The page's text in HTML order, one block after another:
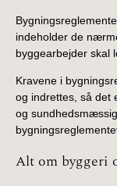
indeholder de
byggearbejder skal
Kravene i
og indrettes, så det
og
Alt om byggeri